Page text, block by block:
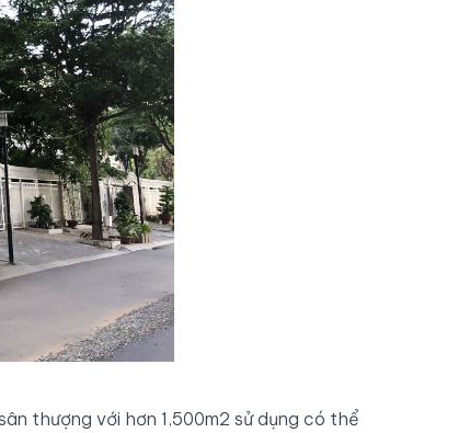
thượng với hơn 1,500m2 sử dụng có thể